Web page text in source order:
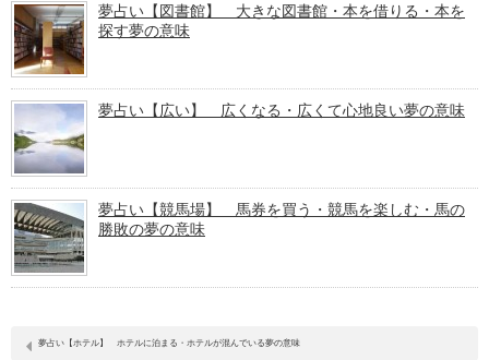
夢占い【図書館】 大きな図書館・本を借りる・本を
探す夢の意味
夢占い【広い】 広くなる・広くて心地良い夢の意味
夢占い【競馬場】 馬券を買う・競馬を楽しむ・馬の
勝敗の夢の意味
夢占い【ホテル】 ホテルに泊まる・ホテルが混んでいる夢の意味